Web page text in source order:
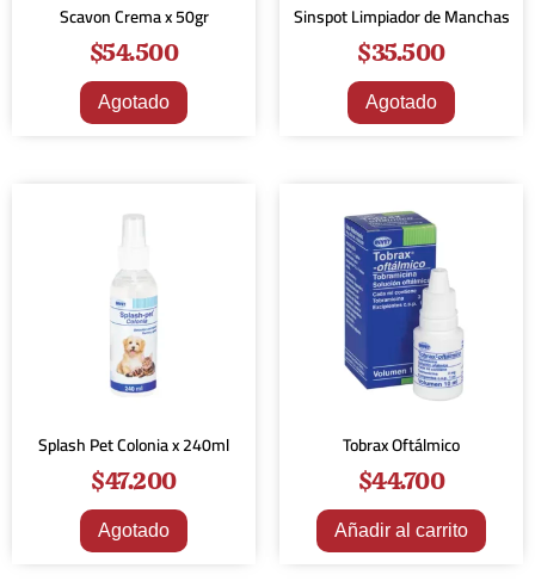
Scavon Crema x 50gr
$54.500
Agotado
Sinspot Limpiador de Manchas
$35.500
Agotado
Splash Pet Colonia x 240ml
$47.200
Agotado
Tobrax Oftálmico
$44.700
Añadir al carrito